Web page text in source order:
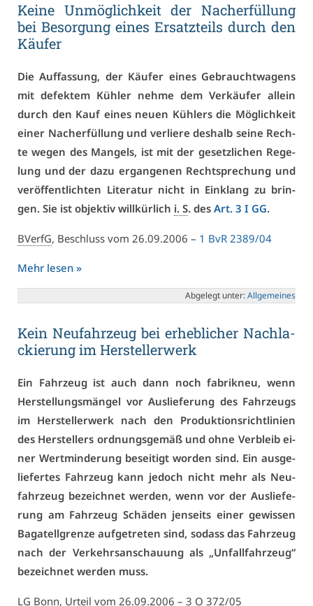
Kei­ne Un­mög­lich­keit der Nach­er­fül­lung
bei Be­sor­gung ei­nes Er­satz­teils durch den
Käu­fer
Die Auf­fas­sung, der Käu­fer ei­nes Ge­braucht­wa­gens
mit de­fek­tem Küh­ler neh­me dem Ver­käu­fer al­lein
durch den Kauf ei­nes neu­en Küh­lers die Mög­lich­keit
ei­ner Nach­er­fül­lung und ver­lie­re des­halb sei­ne Rech­
te we­gen des Man­gels, ist mit der ge­setz­li­chen Re­ge­
lung und der da­zu er­gan­ge­nen Recht­spre­chung und
ver­öf­fent­lich­ten Li­te­ra­tur nicht in Ein­klang zu brin­
gen. Sie ist ob­jek­tiv will­kür­lich i. S. des Art. 3 I GG.
BVerfG, Be­schluss vom 26.09.2006 – 1 BvR 2389/04
Mehr le­sen »
Ab­ge­legt un­ter:All­ge­mei­nes
Kein Neu­fahr­zeug bei er­heb­li­cher Nachla­
ckie­rung im Her­stel­ler­werk
Ein Fahr­zeug ist auch dann noch fa­brik­neu, wenn
Her­stel­lungs­män­gel vor Aus­lie­fe­rung des Fahr­zeugs
im Her­stel­ler­werk nach den Pro­duk­ti­ons­richt­li­ni­en
des Her­stel­lers ord­nungs­ge­mäß und oh­ne Ver­bleib ei­
ner Wert­min­de­rung be­sei­tigt wor­den sind. Ein aus­ge­
lie­fer­tes Fahr­zeug kann je­doch nicht mehr als Neu­
fahr­zeug be­zeich­net wer­den, wenn vor der Aus­lie­fe­
rung am Fahr­zeug Schä­den jen­seits ei­ner ge­wis­sen
Ba­ga­tell­gren­ze auf­ge­tre­ten sind, so­dass das Fahr­zeug
nach der Ver­kehrs­an­schau­ung als „Un­fall­fahr­zeug“
be­zeich­net wer­den muss.
LG Bonn, Ur­teil vom 26.09.2006 – 3 O 372/05